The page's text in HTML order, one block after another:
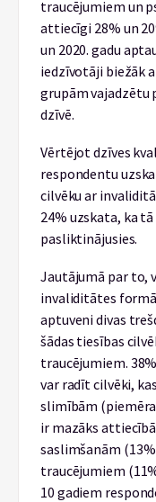
traucējumiem un
attiecīgi 28% un
un 2020. gadu
iedzīvotāji biežāk
grupām vajadzētu
dzīvē.
Vērtējot dzīves
respondentu
cilvēku ar
24% uzskata, ka
pasliktinājusies.
Jautājumā par to,
invaliditātes
aptuveni divas
šādas tiesības
traucējumiem.
var radīt cilvēki,
slimībām
ir mazāks
saslimšanām
traucējumiem
10 gadiem